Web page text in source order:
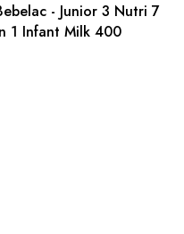
- Junior 3 Nutri 7
1 Infant Milk 400